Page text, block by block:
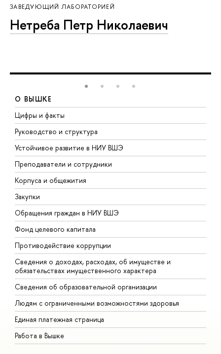
ЗАВЕДУЮЩИЙ ЛАБОРАТОРИЕЙ
Нетреба Петр Николаевич
О ВЫШКЕ
Цифры и факты
Руководство и структура
Устойчивое развитие в НИУ ВШЭ
Преподаватели и сотрудники
Корпуса и общежития
Закупки
Обращения граждан в НИУ ВШЭ
Фонд целевого капитала
Противодействие коррупции
Сведения о доходах, расходах, об имуществе и
обязательствах имущественного характера
Сведения об образовательной организации
Людям с ограниченными возможностями здоровья
Единая платежная страница
Работа в Вышке